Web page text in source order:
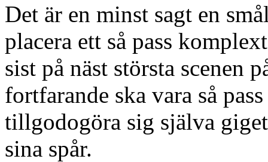
Det är en minst sagt en
placera ett så pass
sist på näst största scenen
fortfarande ska vara så
tillgodogöra sig själva
sina spår.